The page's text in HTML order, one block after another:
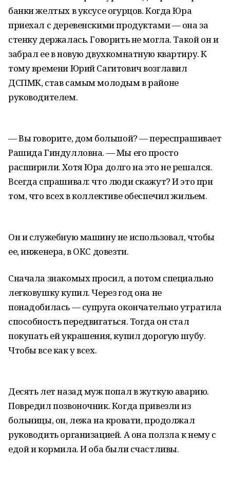
банки желтых в уксусе огурцов. Когда Юра
приехал с деревенскими продуктами — она за
стенку держалась. Говорить не могла. Такой он и
забрал ее в новую двухкомнатную квартиру. К
тому времени Юрий Сагитович возглавил
ДСПМК, став самым молодым в районе
руководителем.
— Вы говорите, дом большой? — переспрашивает
Рашида Гиндулловна. — Мы его просто
расширили. Хотя Юра долго на это не решался.
Всегда спрашивал: что люди скажут? И это при
том, что всех в коллективе обеспечил жильем.
Он и служебную машину не использовал, чтобы
ее, инженера, в ОКС довезти.
Сначала знакомых просил, а потом специально
легковушку купил. Через год она не
понадобилась — супруга окончательно утратила
способность передвигаться. Тогда он стал
покупать ей украшения, купил дорогую шубу.
Чтобы все как у всех.
Десять лет назад муж попал в жуткую аварию.
Повредил позвоночник. Когда привезли из
больницы, он, лежа на кровати, продолжал
руководить организацией. А она ползла к нему с
едой и кормила. И оба были счастливы.